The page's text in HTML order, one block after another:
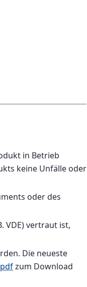
in Betrieb
keine Unfälle oder
oder des
VDE) vertraut ist,
Die neueste
zum Download